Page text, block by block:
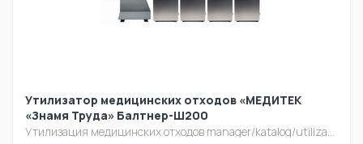
Утилизатор медицинских отходов «МЕДИТЕК
«Знамя Труда» Балтнер-Ш200
Утилизация медицинских отходов manager/katalog/utilizacia/balt-sh200.jpg